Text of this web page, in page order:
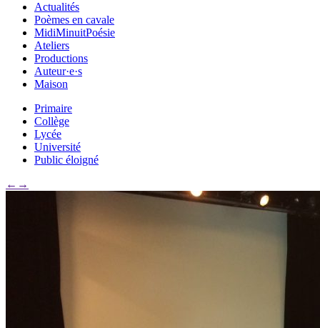
Actualités
Poèmes en cavale
MidiMinuitPoésie
Ateliers
Productions
Auteur·e·s
Maison
Primaire
Collège
Lycée
Université
Public éloigné
← →